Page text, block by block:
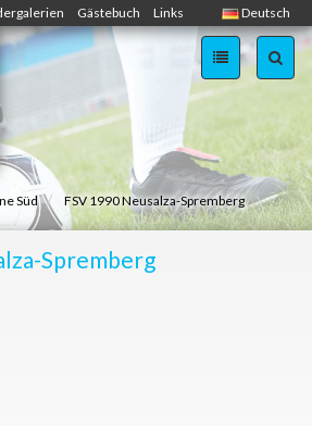
Deutsch
Gästebuch Links
Süd FSV 1990 Neusalza-Spremberg
Spremberg